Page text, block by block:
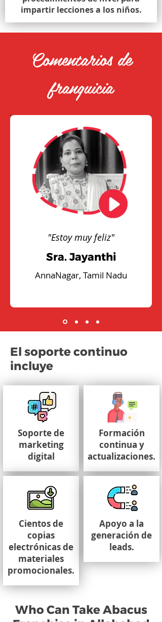
impartir lecciones a los niños.
Comentarios de
franquicia
"Estoy muy feliz"
Sra. Jayanthi
AnnaNagar, Tamil Nadu
El soporte continuo
incluye
Soporte de
marketing
digital
Cientos de
copias
electrónicas de
materiales
promocionales.
Formación
continua y
actualizaciones.
Apoyo a la
generación de
leads.
Who Can Take Abacus